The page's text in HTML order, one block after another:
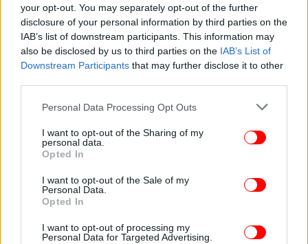
your opt-out. You may separately opt-out of the further
disclosure of your personal information by third parties on the
IAB’s list of downstream participants. This information may
also be disclosed by us to third parties on the IAB’s List of
Downstream Participants that may further disclose it to other
Please note that this website/app uses one or more Google
not limited to your visit or usage behaviour. You may click to
grant or deny consent to Google and its third-party tags to
use your data for below specified purposes in below Google
consent section.
Personal Data Processing Opt Outs
I want to opt-out of the Sharing of my
personal data.
Opted In
I want to opt-out of the Sale of my
Personal Data.
Opted In
I want to opt-out of processing my
Personal Data for Targeted Advertising.
Πάνος Ρούτσι: Αναβλήθηκε η εκταφή γιατί
έχουμε ορίσει δικούς μας τεχνικούς συμβούλους
-Θα έρθουν από το εξωτερικό